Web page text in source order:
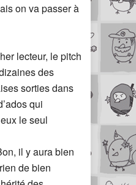
on va passer à
lecteur, le pitch
des
sorties dans
qui
le seul
il y aura bien
de bien